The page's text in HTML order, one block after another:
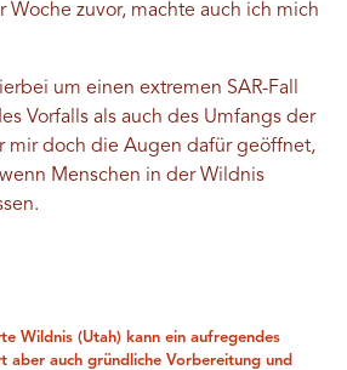
Woche zuvor, machte auch ich mich
um einen extremen SAR-Fall
Vorfalls als auch des Umfangs der
mir doch die Augen dafür geöffnet,
Menschen in der Wildnis
Wildnis (Utah) kann ein aufregendes
aber auch gründliche Vorbereitung und